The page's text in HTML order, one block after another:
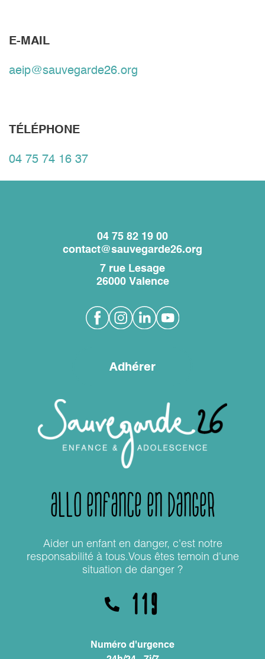
E-MAIL
aeip@sauvegarde26.org
TÉLÉPHONE
04 75 74 16 37
04 75 82 19 00
contact@sauvegarde26.org
7 rue Lesage
26000 Valence
Adhérer
Allô Enfance en danger
Aider un enfant en danger, c'est notre
responsabilité à tous.Vous êtes temoin d'une
situation de danger ?
119
Numéro d'urgence